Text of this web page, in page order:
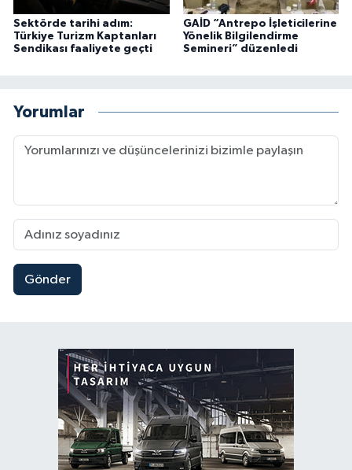
Sektörde tarihi adım:
Türkiye Turizm Kaptanları
Sendikası faaliyete geçti
GAİD “Antrepo İşleticilerine
Yönelik Bilgilendirme
Semineri” düzenledi
Yorumlar
Gönder